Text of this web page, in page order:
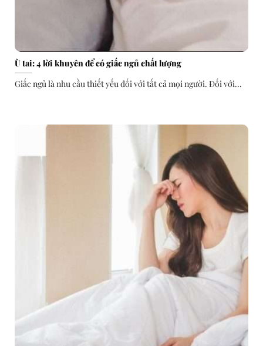
Ù tai: 4 lời khuyên để có giấc ngủ chất lượng
Giấc ngủ là nhu cầu thiết yếu đối với tất cả mọi người. Đối với...